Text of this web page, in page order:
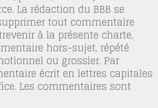
La rédaction du BBB se
tout commentaire
à la présente charte,
hors-sujet, répété
ou grossier. Par
écrit en lettres capitales
Les commentaires sont